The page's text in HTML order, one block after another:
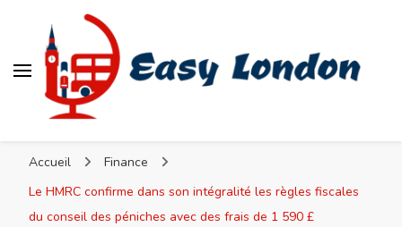
Accueil
Finance
Le HMRC confirme dans son intégralité les règles fiscales
du conseil des péniches avec des frais de 1 590 £